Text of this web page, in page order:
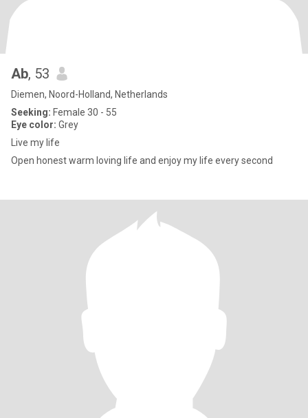
Ab, 53
Diemen, Noord-Holland, Netherlands
Seeking: Female 30 - 55
Eye color: Grey
Live my life
Open honest warm loving life and enjoy my life every second